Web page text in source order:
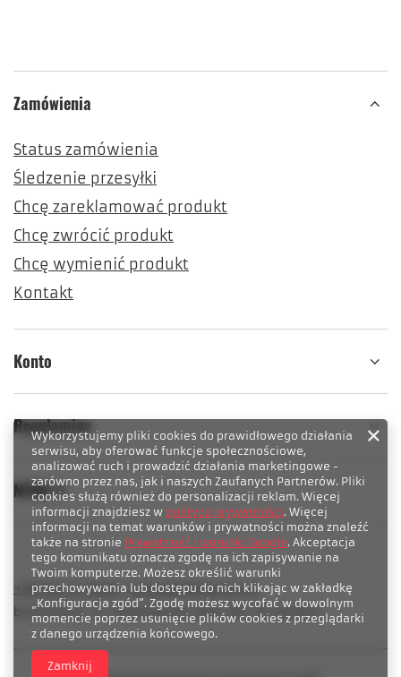
Zamówienia
Status zamówienia
Śledzenie przesyłki
Chcę zareklamować produkt
Chcę zwrócić produkt
Chcę wymienić produkt
Kontakt
Konto
Regulaminy
MENU 4
+48 533 22 0000
kontakt@besticky.pl
besticky.pl,ul. Sokołowska 182A,08-110Siedlce
Wykorzystujemy pliki cookies do prawidłowego działania
serwisu, aby oferować funkcje społecznościowe,
analizować ruch i prowadzić działania marketingowe -
zarówno przez nas, jak i naszych Zaufanych Partnerów. Pliki
cookies służą również do personalizacji reklam. Więcej
informacji znajdziesz w polityce prywatności. Więcej
informacji na temat warunków i prywatności można znaleźć
także na stronie Prywatność i warunki Google. Akceptacja
tego komunikatu oznacza zgodę na ich zapisywanie na
Twoim komputerze. Możesz określić warunki
przechowywania lub dostępu do nich klikając w zakładkę
„Konfiguracja zgód”. Zgodę możesz wycofać w dowolnym
momencie poprzez usunięcie plików cookies z przeglądarki
z danego urządzenia końcowego.
Zamknij